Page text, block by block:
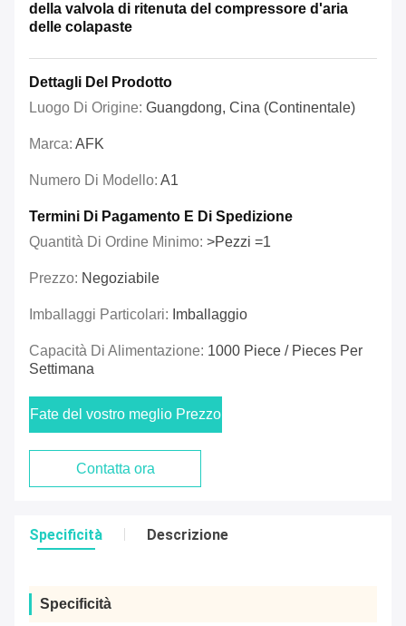
della valvola di ritenuta del compressore d'aria
delle colapaste
Dettagli Del Prodotto
Luogo Di Origine: Guangdong, Cina (continentale)
Marca: AFK
Numero Di Modello: A1
Termini Di Pagamento E Di Spedizione
Quantità Di Ordine Minimo: >Pezzi =1
Prezzo: Negoziabile
Imballaggi Particolari: Imballaggio
Capacità Di Alimentazione: 1000 Piece / Pieces Per
Settimana
Fate del vostro meglio Prezzo
Contatta ora
Specificità Descrizione
Specificità